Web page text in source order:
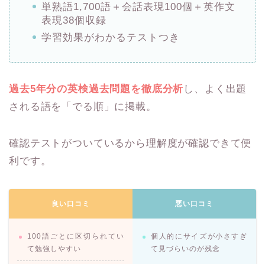
単熟語1,700語＋会話表現100個＋英作文
表現38個収録
学習効果がわかるテストつき
過去5年分の英検過去問題を徹底分析 し、よく出題
される語を「でる順」に掲載。
確認テストがついているから理解度が確認できて便
利です。
良い口コミ
100語ごとに区切られてい
て勉強しやすい
悪い口コミ
個人的にサイズが小さすぎ
て見づらいのが残念